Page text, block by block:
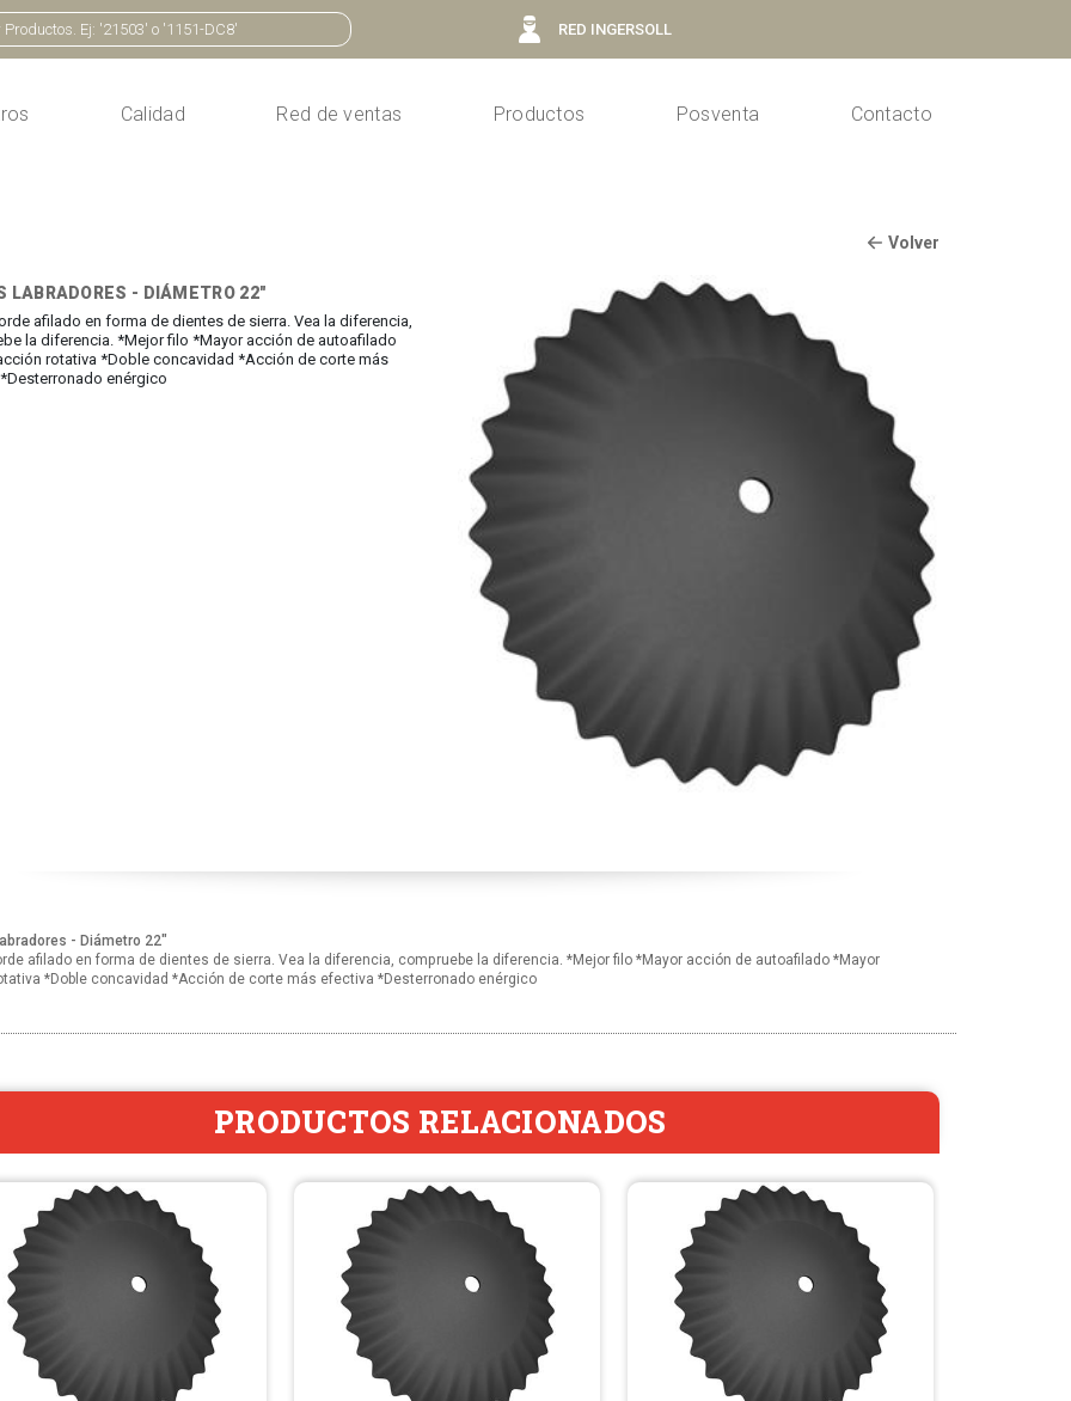
RED INGERSOLL
Calidad Red de ventas Productos Posventa Contacto
LABRADORES - DIÁMETRO 22"
afilado en forma de dientes de sierra. Vea la diferencia,
la diferencia. *Mejor filo *Mayor acción de autoafilado
rotativa *Doble concavidad *Acción de corte más
enérgico
Volver
- Diámetro 22"
afilado en forma de dientes de sierra. Vea la diferencia, compruebe la diferencia. *Mejor filo *Mayor acción de autoafilado *Mayor
*Doble concavidad *Acción de corte más efectiva *Desterronado enérgico
PRODUCTOS RELACIONADOS